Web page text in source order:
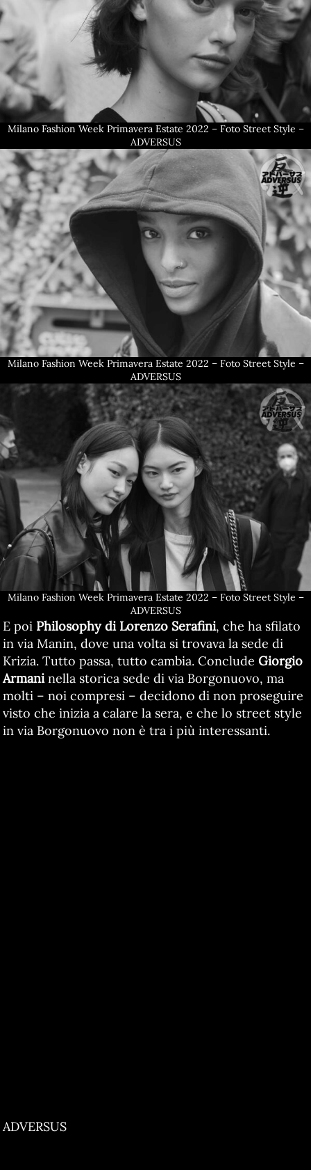
Milano Fashion Week Primavera Estate 2022 – Foto Street Style –
ADVERSUS
Milano Fashion Week Primavera Estate 2022 – Foto Street Style –
ADVERSUS
Milano Fashion Week Primavera Estate 2022 – Foto Street Style –
ADVERSUS
E poi Philosophy di Lorenzo Serafini, che ha sfilato
in via Manin, dove una volta si trovava la sede di
Krizia. Tutto passa, tutto cambia. Conclude Giorgio
Armaninella storica sede di via Borgonuovo, ma
molti – noi compresi – decidono di non proseguire
visto che inizia a calare la sera, e che lo street style
in via Borgonuovo non è tra i più interessanti.
ADVERSUS